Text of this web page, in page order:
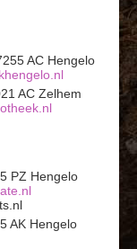
AC Hengelo
AC Zelhem
PZ Hengelo
AK Hengelo